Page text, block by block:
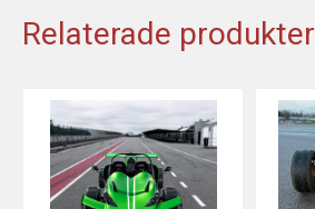
Relaterade produkter